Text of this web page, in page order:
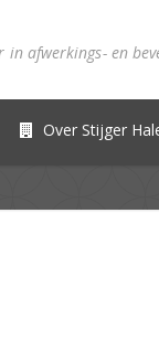
in afwerkings- en
Over Stijger